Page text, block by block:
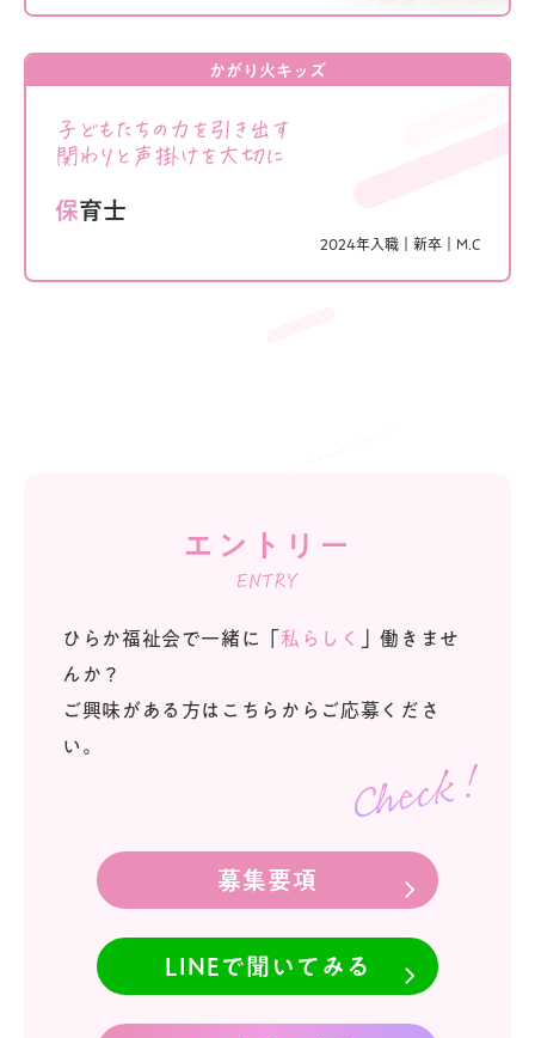
かがり火キッズ
子どもたちの力を引き出す
関わりと声掛けを大切に
保育士
2024年入職｜ 新卒｜ M.C
エントリー
ENTRY
ひらか福祉会で一緒に「私らしく
」働きませ
んか？
ご興味がある方はこちらからご応募くださ
い。
募集要項
LINEで聞いてみる